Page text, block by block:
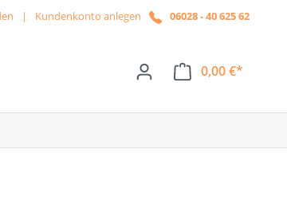
| Kundenkonto anlegen 06028 - 40 625 62
0,00 €*
der Kategorie News